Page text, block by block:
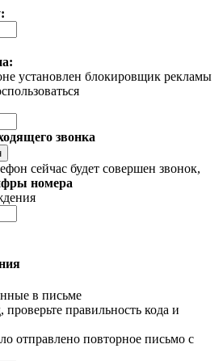
установлен блокировщик рекламы
звонка
сейчас будет совершен звонок,
номера
в письме
правильность кода и
отправлено повторное письмо с